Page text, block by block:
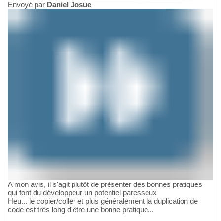
Envoyé par Daniel Josue
A mon avis, il s'agit plutôt de présenter des bonnes pratiques
qui font du développeur un potentiel paresseux
Heu... le copier/coller et plus généralement la duplication de
code est très long d'être une bonne pratique...